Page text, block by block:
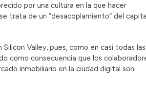
por una cultura en la que hacer
trata de un “desacoplamiento” del
Valley, pues, como en casi todas las
como consecuencia que los
inmobiliario en la ciudad digital son